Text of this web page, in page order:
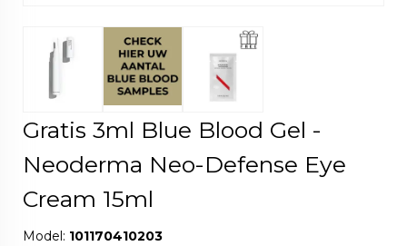
Gratis 3ml Blue Blood Gel -
Neoderma Neo-Defense Eye
Cream 15ml
Model: 101170410203